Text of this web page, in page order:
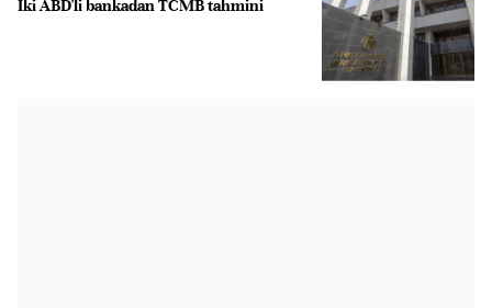
İki ABD'li bankadan TCMB tahmini